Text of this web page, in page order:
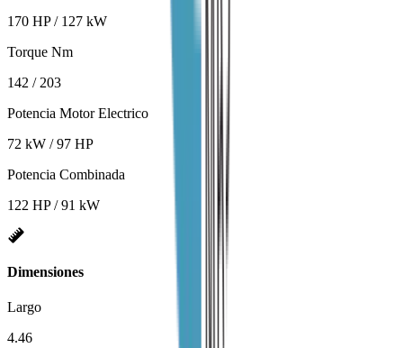
170 HP / 127 kW
Torque Nm
142 / 203
Potencia Motor Electrico
72 kW / 97 HP
Potencia Combinada
122 HP / 91 kW
Dimensiones
Largo
4.46